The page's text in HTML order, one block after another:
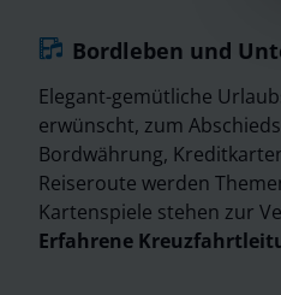
Bordleben und
Elegant-gemütliche
erwünscht, zum
Bordwährung,
Reiseroute werden
Kartenspiele stehen zur
Erfahrene